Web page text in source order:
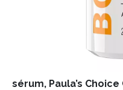
sérum, Paula’s